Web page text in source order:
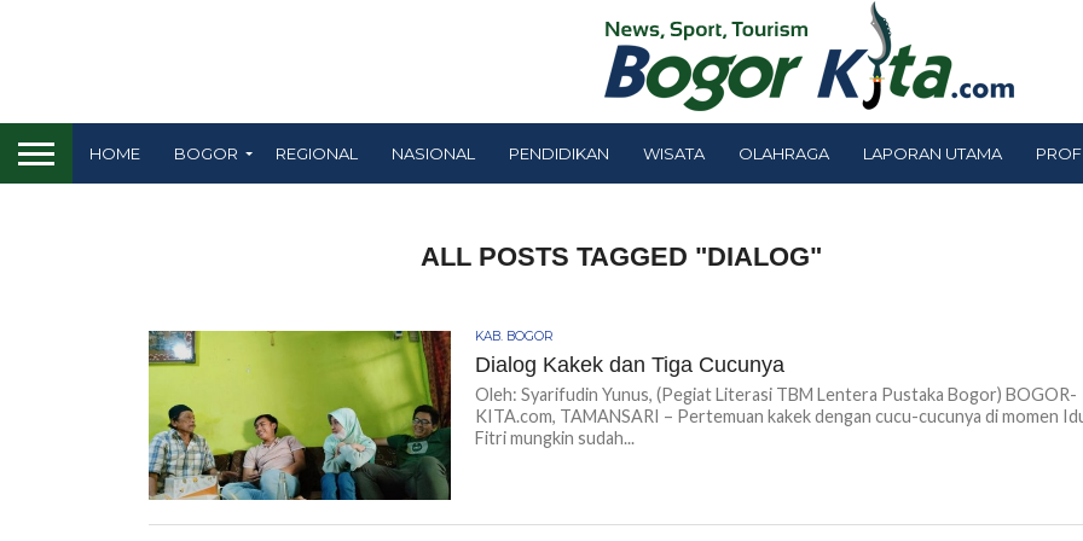
HOME BOGOR REGIONAL NASIONAL PENDIDIKAN WISATA OLAHRAGA LAPORAN UTAMA
ALL POSTS TAGGED "DIALOG"
KAB. BOGOR
Dialog Kakek dan Tiga Cucunya
Oleh: Syarifudin Yunus, (Pegiat Literasi TBM Lentera Pustaka Bogor) BOGOR-
KITA.com, TAMANSARI – Pertemuan kakek dengan cucu-cucunya di momen
Fitri mungkin sudah...